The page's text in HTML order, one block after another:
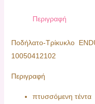
Περιγραφή
Ποδήλατο-Τρίκυκλο
10050412102
Περιγραφή
πτυσσόμενη τέντα